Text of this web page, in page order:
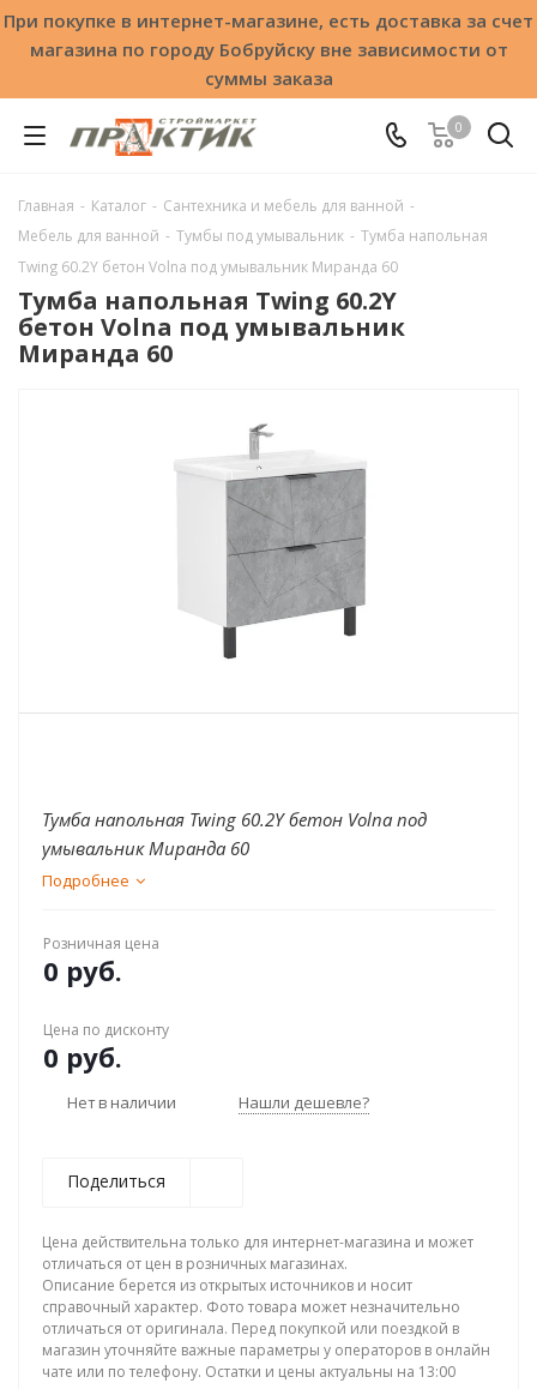
При покупке в интернет-магазине, есть доставка за счет
магазина по городу Бобруйску вне зависимости от
суммы заказа
0
Главная - Каталог - Сантехника и мебель для ванной -
Мебель для ванной - Тумбы под умывальник - Тумба напольная
Twing 60.2Y бетон Volna под умывальник Миранда 60
Тумба напольная Twing 60.2Y
бетон Volna под умывальник
Миранда 60
Тумба напольная Twing 60.2Y бетон Volna под
умывальник Миранда 60
Подробнее
Розничная цена
0 руб.
Цена по дисконту
0 руб.
Нет в наличии Нашли дешевле?
Поделиться
Цена действительна только для интернет-магазина и может
отличаться от цен в розничных магазинах.
Описание берется из открытых источников и носит
справочный характер. Фото товара может незначительно
отличаться от оригинала. Перед покупкой или поездкой в
магазин уточняйте важные параметры у операторов в онлайн
чате или по телефону. Остатки и цены актуальны на 13:00